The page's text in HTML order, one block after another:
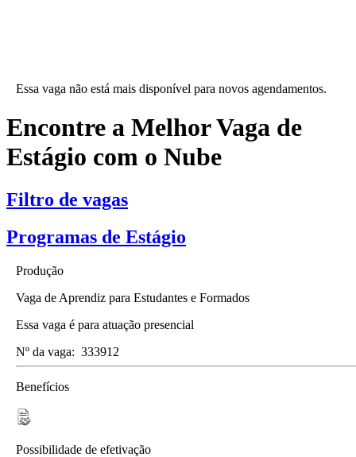
Essa vaga não está mais disponível para novos agendamentos.
Encontre a Melhor Vaga de
Estágio com o Nube
Filtro de vagas
Programas de Estágio
Produção
Vaga de Aprendiz para Estudantes e Formados
Essa vaga é para atuação presencial
Nº da vaga: 333912
Benefícios
Possibilidade de efetivação